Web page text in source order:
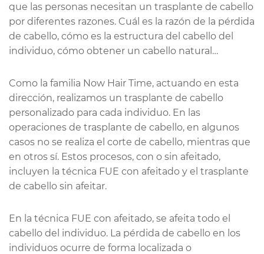
que las personas necesitan un trasplante de cabello
por diferentes razones. Cuál es la razón de la pérdida
de cabello, cómo es la estructura del cabello del
individuo, cómo obtener un cabello natural…
Como la familia Now Hair Time, actuando en esta
dirección, realizamos un trasplante de cabello
personalizado para cada individuo. En las
operaciones de trasplante de cabello, en algunos
casos no se realiza el corte de cabello, mientras que
en otros sí. Estos procesos, con o sin afeitado,
incluyen la técnica FUE con afeitado y el trasplante
de cabello sin afeitar.
En la técnica FUE con afeitado, se afeita todo el
cabello del individuo. La pérdida de cabello en los
individuos ocurre de forma localizada o